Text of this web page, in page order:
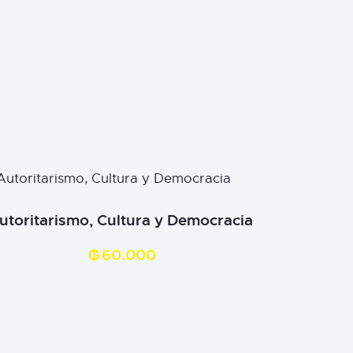
Cultura y Democracia
₲60.000